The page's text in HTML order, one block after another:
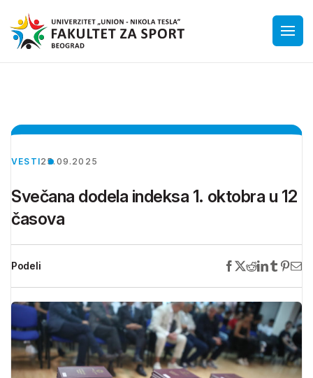
VESTI25.09.2025
Svečana dodela indeksa 1. oktobra u 12
časova
Podeli